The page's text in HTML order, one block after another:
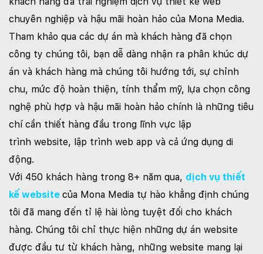
chuyên nghiệp và hậu mãi hoàn hảo của Mona Media.
Tham khảo qua các dự án mà khách hàng đã chọn
công ty chúng tôi, bạn dễ dàng nhận ra phân khúc dự
án và khách hàng mà chúng tôi hướng tới, sự chỉnh
chu, mức độ hoàn thiện, tính thẩm mỹ, lựa chọn công
nghệ phù hợp và hậu mãi hoàn hảo chính là những tiêu
chí cần thiết hàng đầu trong lĩnh vực lập
trình website, lập trình web app và cả ứng dụng di
động.
Với 450 khách hàng trong 8+ năm qua, dịch vụ thiết
kế website của Mona Media tự hào khẳng định chúng
tôi đã mang đến tỉ lệ hài lòng tuyệt đối cho khách
hàng. Chúng tôi chỉ thực hiện những dự án website
được đầu tư từ khách hàng, những website mang lại